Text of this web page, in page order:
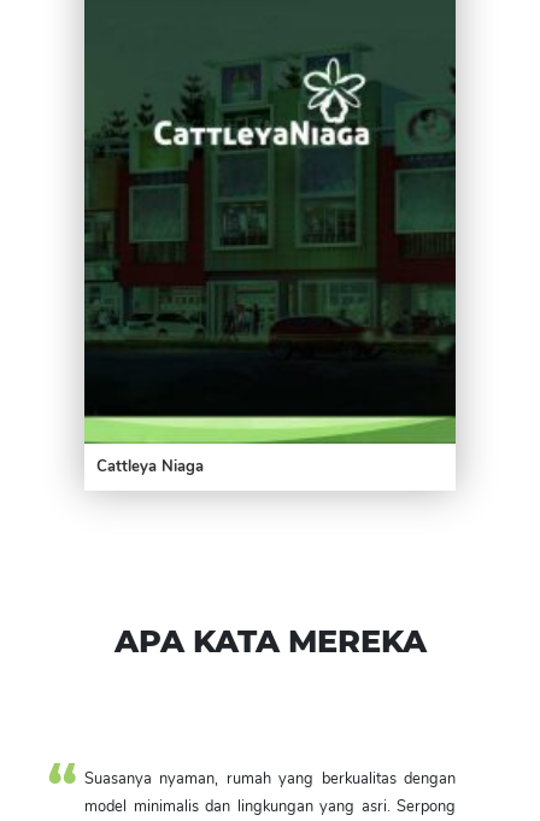
Cattleya Niaga
APA KATA MEREKA
Suasanya nyaman, rumah yang berkualitas dengan
model minimalis dan lingkungan yang asri. Serpong